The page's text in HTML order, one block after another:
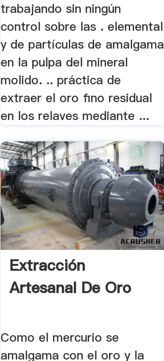
trabajando sin ningún
control sobre las . elemental
y de partículas de amalgama
en la pulpa del mineral
molido. .. práctica de
extraer el oro fino residual
en los relaves mediante ...
Extracción
Artesanal De Oro
Como el mercurio se
amalgama con el oro y la